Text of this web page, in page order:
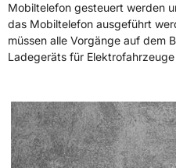
Mobiltelefon gesteuert werden
das Mobiltelefon ausgeführt
müssen alle Vorgänge auf dem
Ladegeräts für